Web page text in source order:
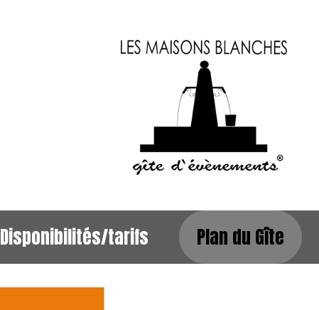
Disponibilités/tarifs Plan du Gîte